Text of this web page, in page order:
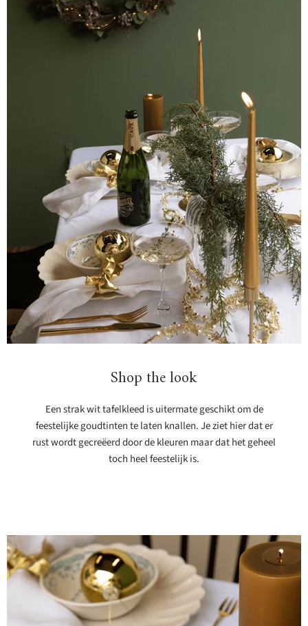
Shop the look
Een strak wit tafelkleed is uitermate geschikt om de
feestelijke goudtinten te laten knallen. Je ziet hier dat er
rust wordt gecreëerd door de kleuren maar dat het geheel
toch heel feestelijk is.